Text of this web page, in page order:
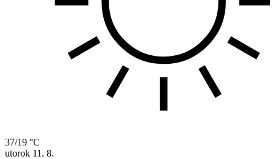
37/19 °C
utorok 11. 8.